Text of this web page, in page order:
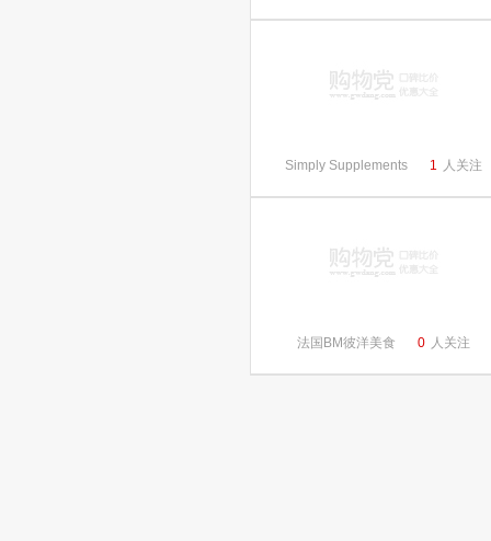
Simply Supplements 1 人关注
法国BM彼洋美食 0 人关注